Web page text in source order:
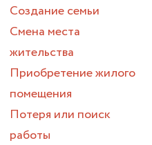
Создание семьи
Смена места
жительства
Приобретение жилого
помещения
Потеря или поиск
работы